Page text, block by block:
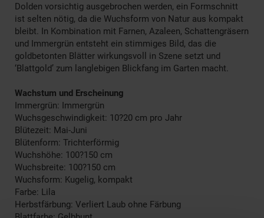
Dolden vorsichtig ausgebrochen werden, ein Formschnitt
ist selten nötig, da die Wuchsform von Natur aus kompakt
bleibt. In Kombination mit Farnen, Azaleen, Schattengräsern
und Immergrün entsteht ein stimmiges Bild, das die
goldbetonten Blätter wirkungsvoll in Szene setzt und
‘Blattgold’ zum langlebigen Blickfang im Garten macht.
Wachstum und Erscheinung
Immergrün: Immergrün
Wuchsgeschwindigkeit: 10?20 cm pro Jahr
Blütezeit: Mai-Juni
Blütenform: Trichterförmig
Wuchshöhe: 100?150 cm
Wuchsbreite: 100?150 cm
Wuchsform: Kugelig, kompakt
Farbe: Lila
Herbstfärbung: Verliert Laub ohne Färbung